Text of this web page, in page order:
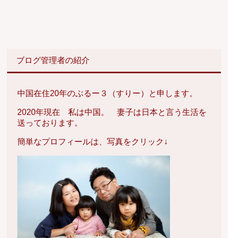
ブログ管理者の紹介
中国在住20年のぶるー３（すりー）と申します。
2020年現在 私は中国。 妻子は日本と言う生活を
送っております。
簡単なプロフィールは、写真をクリック↓